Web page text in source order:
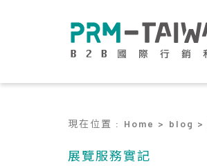
現在位置 : Home > blog >
展覽服務實記